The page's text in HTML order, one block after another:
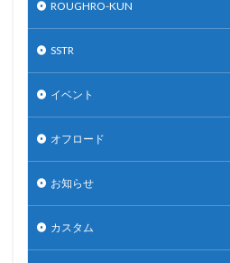
ROUGHRO-KUN
SSTR
イベント
オフロード
お知らせ
カスタム